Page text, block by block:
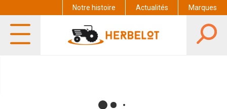
Notre histoire Actualités Marques